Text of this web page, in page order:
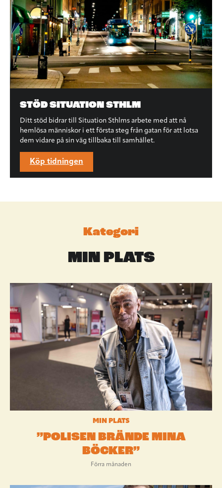
STÖD SITUATION STHLM
Ditt stöd bidrar till Situation Sthlms arbete med att nå
hemlösa människor i ett första steg från gatan för att lotsa
dem vidare på sin väg tillbaka till samhället.
Köp tidningen
MIN PLATS
Kategori
MIN PLATS
”POLISEN BRÄNDE MINA
BÖCKER”
Förra månaden